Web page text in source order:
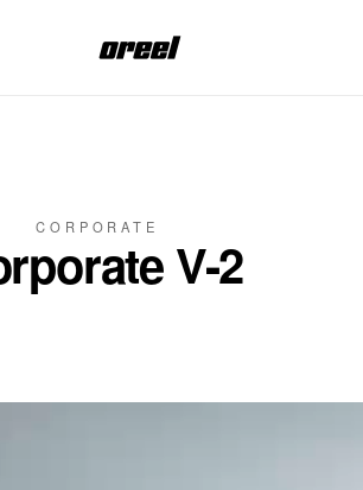
CORPORATE
V-2